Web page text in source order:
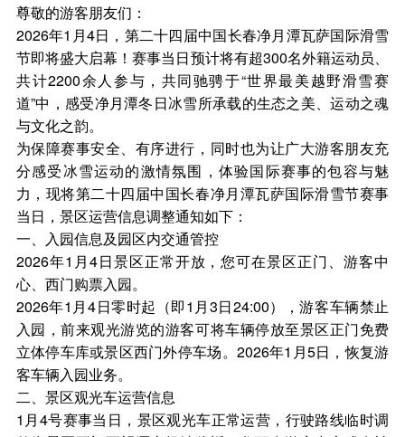
尊敬的游客朋友们：
2026年1月4日，第二十四届中国长春净月潭瓦萨国际滑雪
节即将盛大启幕！赛事当日预计将有超300名外籍运动员、
共计2200余人参与，共同驰骋于“世界最美越野滑雪赛
道”中，感受净月潭冬日冰雪所承载的生态之美、运动之魂
与文化之韵。
为保障赛事安全、有序进行，同时也为让广大游客朋友充
分感受冰雪运动的激情氛围，体验国际赛事的包容与魅
力，现将第二十四届中国长春净月潭瓦萨国际滑雪节赛事
当日，景区运营信息调整通知如下：
一、入园信息及园区内交通管控
2026年1月4日景区正常开放，您可在景区正门、游客中
心、西门购票入园。
2026年1月4日零时起（即1月3日24:00），游客车辆禁止
入园，前来观光游览的游客可将车辆停放至景区正门免费
立体停车库或景区西门外停车场。2026年1月5日，恢复游
客车辆入园业务。
二、景区观光车运营信息
1月4号赛事当日，景区观光车正常运营，行驶路线临时调